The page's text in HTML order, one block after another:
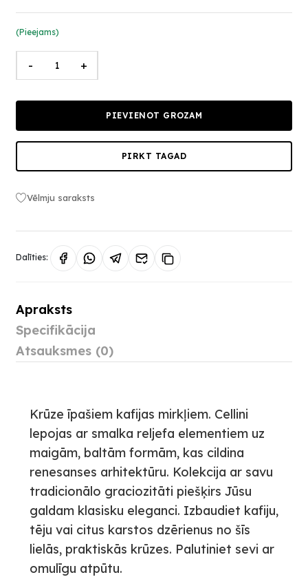
(Pieejams)
- +
PIEVIENOT GROZAM
PIRKT TAGAD
Vēlmju saraksts
Dalīties:
Apraksts
Specifikācija
Atsauksmes (0)
Krūze īpašiem kafijas mirkļiem. Cellini
lepojas ar smalka reljefa elementiem uz
maigām, baltām formām, kas cildina
renesanses arhitektūru. Kolekcija ar savu
tradicionālo graciozitāti piešķirs Jūsu
galdam klasisku eleganci. Izbaudiet kafiju,
tēju vai citus karstos dzērienus no šīs
lielās, praktiskās krūzes. Palutiniet sevi ar
omulīgu atpūtu.